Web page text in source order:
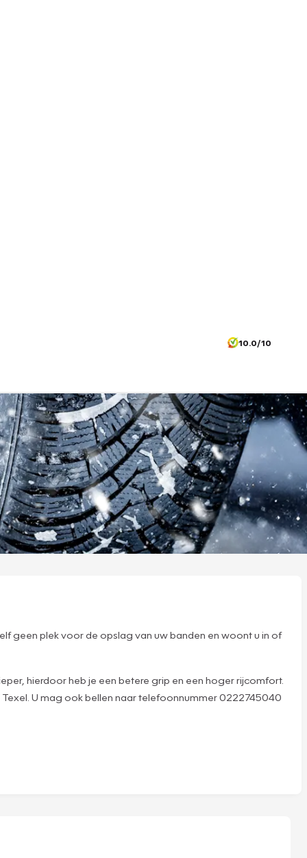
10.0/10
geen plek voor de opslag van uw banden en woont u in of
hierdoor heb je een betere grip en een hoger rijcomfort.
U mag ook bellen naar telefoonnummer 0222745040